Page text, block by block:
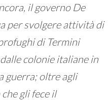
il governo De
per svolgere attività di
di Termini
colonie italiane in
guerra; oltre agli
gli fece il